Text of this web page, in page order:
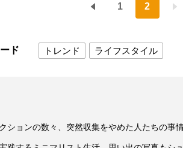
1 2
ド トレンド ライフスタイル
ションの数々、突然収集をやめた人たちの事